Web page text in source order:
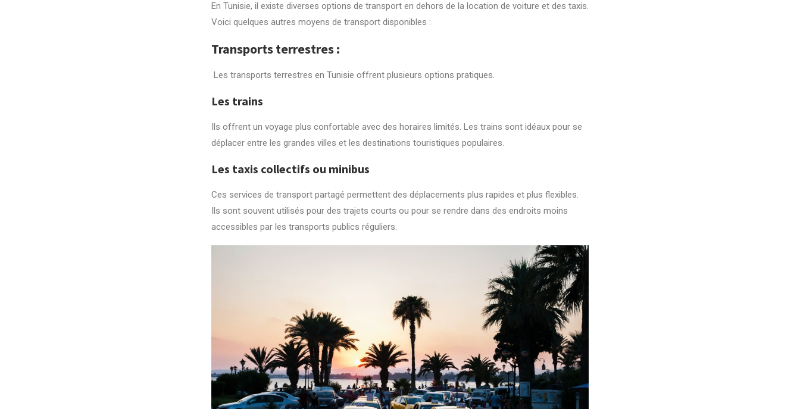
En Tunisie, il existe diverses options de transport en dehors de la location de voiture et des taxis.
Voici quelques autres moyens de transport disponibles :
Transports terrestres:
Les transports terrestres en Tunisie offrent plusieurs options pratiques.
Les trains
Ils offrent un voyage plus confortable avec des horaires limités. Les trains sont idéaux pour se
déplacer entre les grandes villes et les destinations touristiques populaires.
Les taxis collectifs ou minibus
Ces services de transport partagé permettent des déplacements plus rapides et plus flexibles.
Ils sont souvent utilisés pour des trajets courts ou pour se rendre dans des endroits moins
accessibles par les transports publics réguliers.